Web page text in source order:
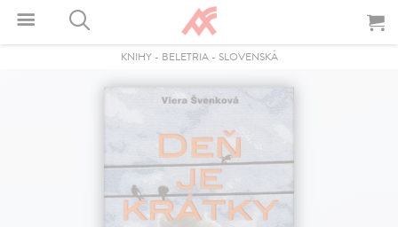
KNIHY- BELETRIA- SLOVENSKÁ